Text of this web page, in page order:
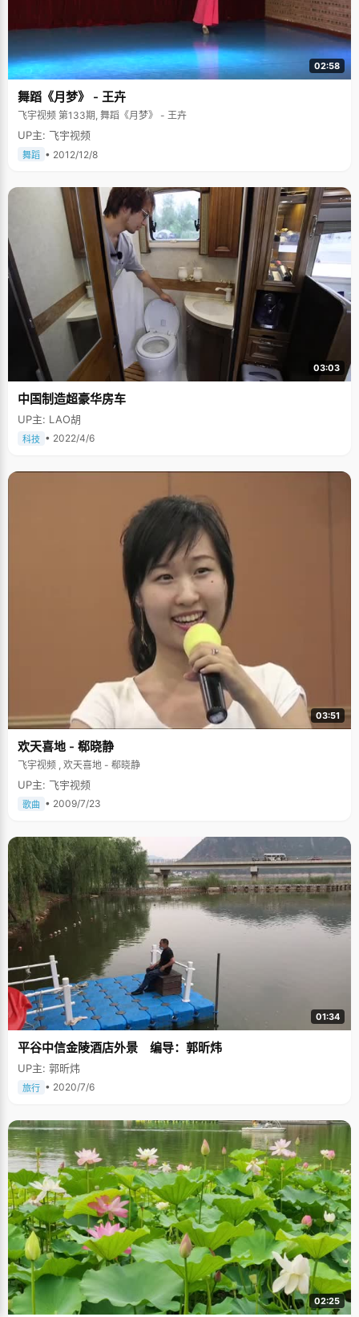
02:58
舞蹈《月梦》 - 王卉
飞宇视频 第133期, 舞蹈《月梦》 - 王卉
UP主: 飞宇视频
舞蹈 • 2012/12/8
03:03
中国制造超豪华房车
UP主: LAO胡
科技 • 2022/4/6
03:51
欢天喜地 - 郗晓静
飞宇视频 , 欢天喜地 - 郗晓静
UP主: 飞宇视频
歌曲 • 2009/7/23
01:34
平谷中信金陵酒店外景 编导：郭昕炜
UP主: 郭昕炜
旅行 • 2020/7/6
02:25